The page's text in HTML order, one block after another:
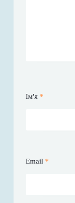
Ім'я *
Email *